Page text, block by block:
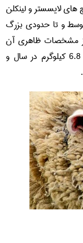
های لایسستر و لینکلن
و تا حدودی بزرگ
مشخصات ظاهری آن
است. این نژاد با توان تولید پشم در حدود 4.5 الی 6.8 کیلوگرم در سال و